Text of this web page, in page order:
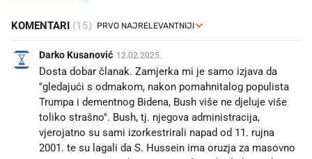
KOMENTARI (15)
Darko Kusanović 12.02.2025.
Dosta dobar članak. Zamjerka mi je samo izjava da
''gledajući s odmakom, nakon pomahnitalog populista
Trumpa i dementnog Bidena, Bush više ne djeluje više
toliko strašno''. Bush, tj. njegova administracija,
vjerojatno su sami izorkestrirali napad od 11. rujna
2001. te su lagali da S. Hussein ima oruzja za masovno